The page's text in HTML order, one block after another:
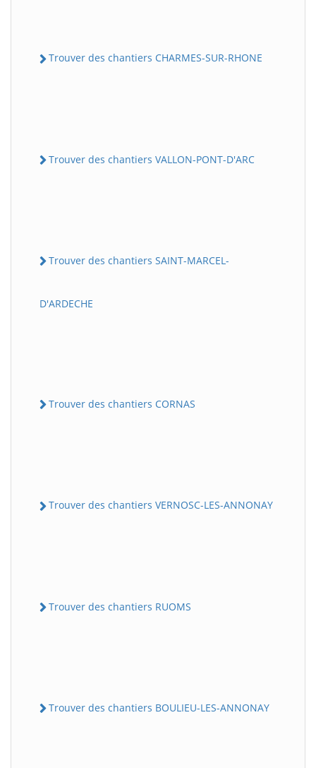
Trouver des chantiers CHARMES-SUR-RHONE
Trouver des chantiers VALLON-PONT-D'ARC
Trouver des chantiers SAINT-MARCEL-
D'ARDECHE
Trouver des chantiers CORNAS
Trouver des chantiers VERNOSC-LES-ANNONAY
Trouver des chantiers RUOMS
Trouver des chantiers BOULIEU-LES-ANNONAY